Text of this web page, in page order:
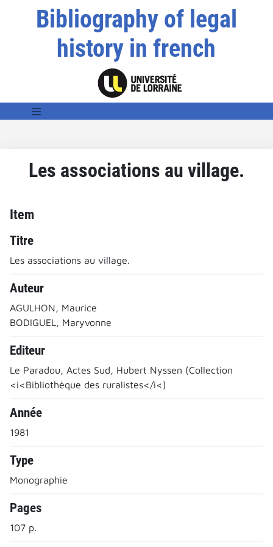
Bibliography of legal
history in french
Les associations au village.
Item
Titre
Les associations au village.
Auteur
AGULHON, Maurice
BODIGUEL, Maryvonne
Editeur
Le Paradou, Actes Sud, Hubert Nyssen (Collection
<i<Bibliothèque des ruralistes</i<)
Année
1981
Type
Monographie
Pages
107 p.